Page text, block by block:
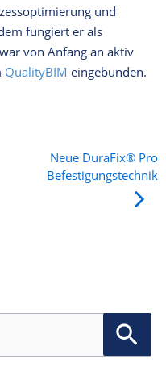
und
fungiert er als
von Anfang an aktiv
QualityBIM eingebunden.
Neue DuraFix® Pro
Befestigungstechnik